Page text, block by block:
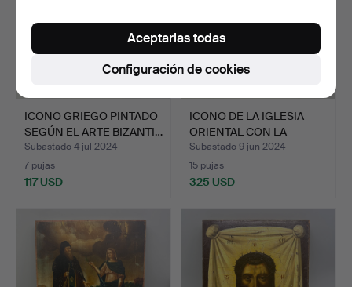
ICONO GRIEGO PINTADO
SEGÚN EL ARTE BIZANTI…
Subastado 4 jul 2024
7 pujas
117 USD
ICONO DE LA IGLESIA
ORIENTAL CON LA
MADRE …
Subastado 9 jun 2024
15 pujas
325 USD
Configuración de cookies
Aceptarlas todas